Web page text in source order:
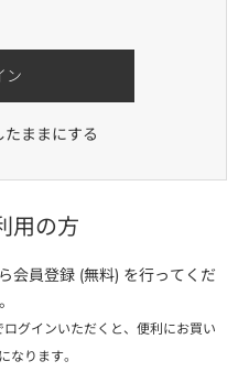
たままにする
用の方
会員登録 (無料) を行ってくだ
グインいただくと、便利にお買い
なります。